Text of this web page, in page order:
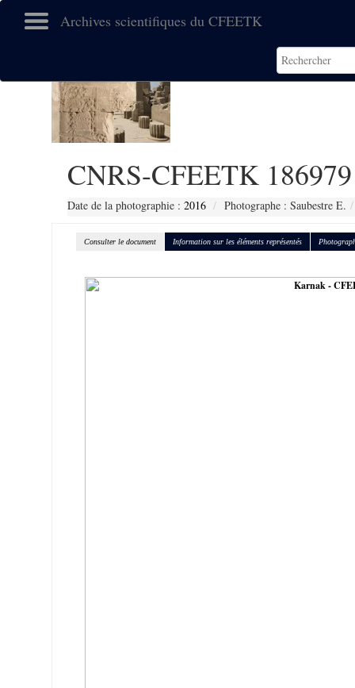
Archives scientifiques du CFEETK
CNRS-CFEETK 186979
Date de la photographie : 2016 Photographe : Saubestre E.
Consulter le document Information sur les éléments représentés